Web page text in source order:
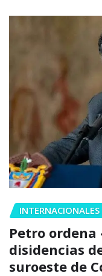
INTERNACIONALES
Petro
disidencias
suroeste de